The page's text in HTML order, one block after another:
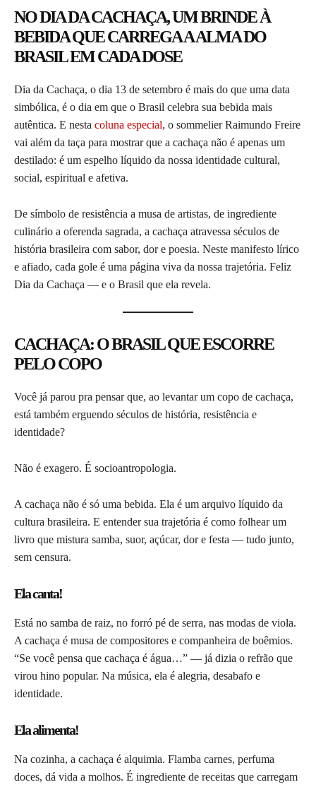
NO DIA DA CACHAÇA, UM BRINDE À
BEBIDA QUE CARREGA A ALMA DO
BRASIL EM CADA DOSE
Dia da Cachaça, o dia 13 de setembro é mais do que uma data
simbólica, é o dia em que o Brasil celebra sua bebida mais
autêntica. E nesta coluna especial, o sommelier Raimundo Freire
vai além da taça para mostrar que a cachaça não é apenas um
destilado: é um espelho líquido da nossa identidade cultural,
social, espiritual e afetiva.
De símbolo de resistência a musa de artistas, de ingrediente
culinário a oferenda sagrada, a cachaça atravessa séculos de
história brasileira com sabor, dor e poesia. Neste manifesto lírico
e afiado, cada gole é uma página viva da nossa trajetória. Feliz
Dia da Cachaça — e o Brasil que ela revela.
CACHAÇA: O BRASIL QUE ESCORRE
PELO COPO
Você já parou pra pensar que, ao levantar um copo de cachaça,
está também erguendo séculos de história, resistência e
identidade?
Não é exagero. É socioantropologia.
A cachaça não é só uma bebida. Ela é um arquivo líquido da
cultura brasileira. E entender sua trajetória é como folhear um
livro que mistura samba, suor, açúcar, dor e festa — tudo junto,
sem censura.
Ela canta!
Está no samba de raiz, no forró pé de serra, nas modas de viola.
A cachaça é musa de compositores e companheira de boêmios.
“Se você pensa que cachaça é água…” — já dizia o refrão que
virou hino popular. Na música, ela é alegria, desabafo e
identidade.
Ela alimenta!
Na cozinha, a cachaça é alquimia. Flamba carnes, perfuma
doces, dá vida a molhos. É ingrediente de receitas que carregam